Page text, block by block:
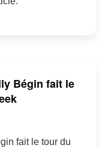
Bégin fait le
fait le tour du